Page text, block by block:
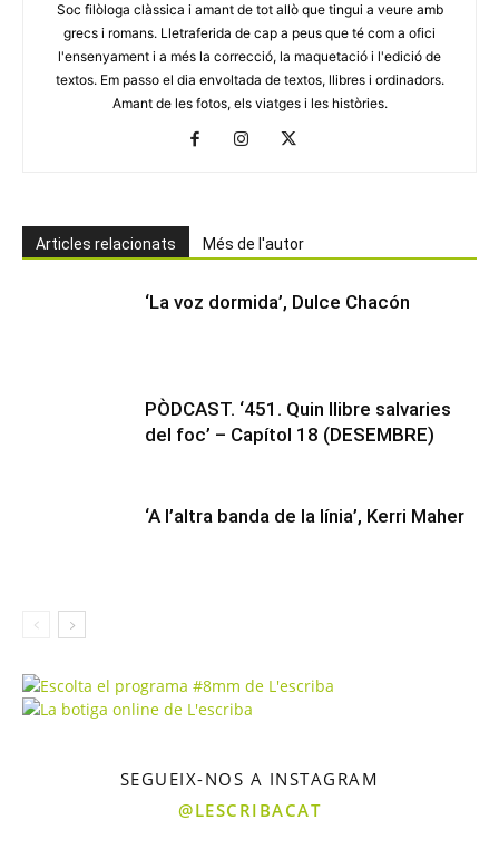
Soc filòloga clàssica i amant de tot allò que tingui a veure amb
grecs i romans. Lletraferida de cap a peus que té com a ofici
l'ensenyament i a més la correcció, la maquetació i l'edició de
textos. Em passo el dia envoltada de textos, llibres i ordinadors.
Amant de les fotos, els viatges i les històries.
Articles relacionats Més de l'autor
‘La voz dormida’, Dulce Chacón
PÒDCAST. ‘451. Quin llibre salvaries
del foc’ – Capítol 18 (DESEMBRE)
‘A l’altra banda de la línia’, Kerri Maher
SEGUEIX-NOS A INSTAGRAM
@LESCRIBACAT